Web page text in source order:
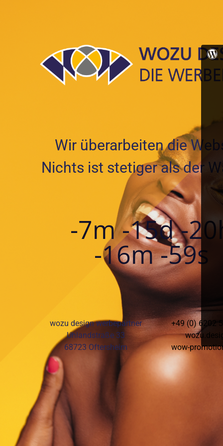
Wir überarbeiten die
Nichts ist stetiger als der
-7m -15d -
-16m -59s
wozu design werbepartner
Uhlandstraße 33
68723 Oftersheim
+49 (0) 6202
wow-